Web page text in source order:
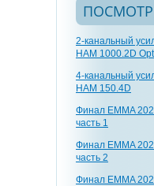
2-канальный
HAM 1000.2D
4-канальный
HAM 150.4D
Финал EMMA
часть 1
Финал EMMA
часть 2
Финал EMMA